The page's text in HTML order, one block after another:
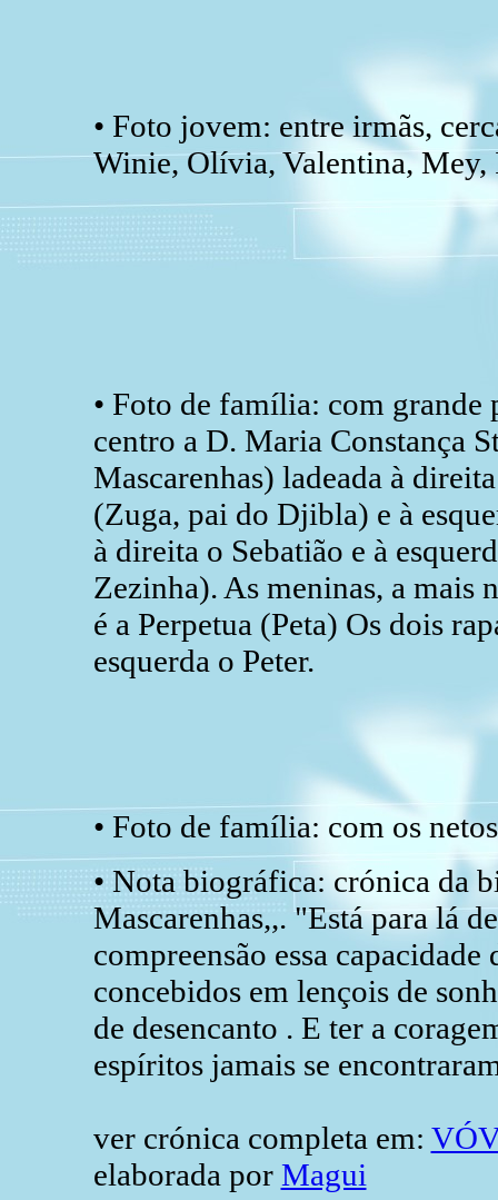
• Foto jovem: entre irmãs,
Winie, Olívia, Valentina, Mey,
• Foto de família: com grande
centro a D. Maria Constança
Mascarenhas) ladeada à
(Zuga, pai do Djibla) e à
à direita o Sebatião e à
Zezinha). As meninas, a mais
é a Perpetua (Peta) Os dois
esquerda o Peter.
• Foto de família: com os
• Nota biográfica: crónica da
Mascarenhas,,. "Está para lá
compreensão essa
concebidos em lençois de
de desencanto . E ter a
espíritos jamais se
ver crónica completa em:
elaborada por Magui